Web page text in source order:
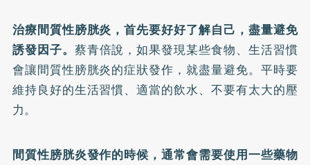
治療間質性膀胱炎，首先要好好了解自己，盡量避免
誘發因子。 蔡青倍說，如果發現某些食物、生活習慣
會讓間質性膀胱炎的症狀發作，就盡量避免。平時要
維持良好的生活習慣、適當的飲水、不要有太大的壓
力。
間質性膀胱炎發作的時候，通常會需要使用一些藥物